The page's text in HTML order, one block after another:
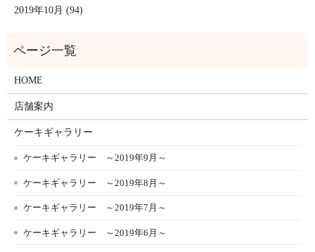
2019年10月 (94)
HOME
店舗案内
ケーキギャラリー
ケーキギャラリー ～2019年9月～
ケーキギャラリー ～2019年8月～
ケーキギャラリー ～2019年7月～
ケーキギャラリー ～2019年6月～